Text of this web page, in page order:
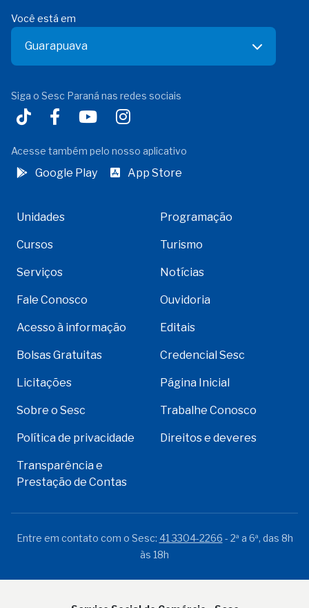
Você está em
Guarapuava
Siga o Sesc Paraná nas redes sociais
Acesse também pelo nosso aplicativo
Google Play App Store
Unidades Programação
Cursos Turismo
Serviços Notícias
Fale Conosco Ouvidoria
Acesso à informação Editais
Bolsas Gratuitas Credencial Sesc
Licitações Página Inicial
Sobre o Sesc Trabalhe Conosco
Política de privacidade Direitos e deveres
Transparência e
Prestação de Contas
Entre em contato com o Sesc: 41 3304-2266 - 2ª a 6ª, das 8h
às 18h